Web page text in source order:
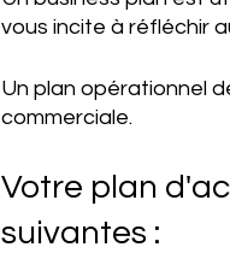
vous incite à réfléchir
Un plan opérationnel
commerciale.
Votre plan
suivantes :